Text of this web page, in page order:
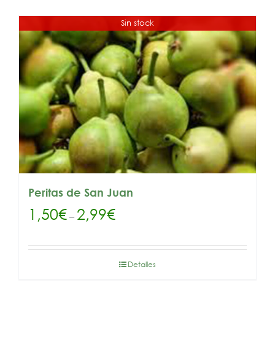
Sin stock
Peritas de San Juan
1,50€– 2,99€
Detalles